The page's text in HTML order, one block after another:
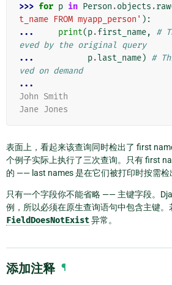
>>> for p in Person .objects .raw
t_name FROM myapp_person' ):
...
print(p.first_name,
#
eved by the original query
...
p.last_name) #
ved on demand
...
John Smith
Jane Jones
表面上，看起来该查询同时检出了 first
个例子实际上执行了三次查询。只有 first
的 —— last names 是在它们被打印时按需检
只有一个字段你不能省略 —— 主键字段。
例，所以必须在原生查询语句中包含主键。
FieldDoesNotExist异常。
添加注释 ¶